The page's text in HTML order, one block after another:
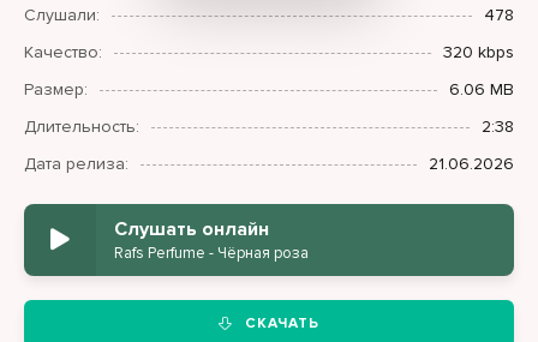
Слушали:
478
Качество:
320 kbps
Размер:
6.06 MB
Длительность:
2:38
Дата релиза:
21.06.2026
Слушать онлайн
Rafs Perfume - Чёрная роза
СКАЧАТЬ